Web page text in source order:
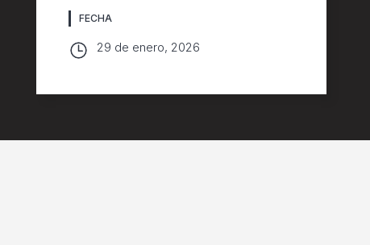
FECHA
29 de enero, 2026